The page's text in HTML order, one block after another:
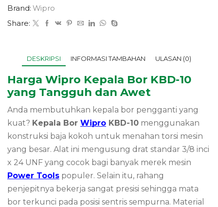
Brand: Wipro
Share:
DESKRIPSI INFORMASI TAMBAHAN ULASAN (0)
Harga Wipro Kepala Bor KBD-10
yang Tangguh dan Awet
Anda membutuhkan kepala bor pengganti yang
kuat? Kepala Bor Wipro KBD-10 menggunakan
konstruksi baja kokoh untuk menahan torsi mesin
yang besar. Alat ini mengusung drat standar 3/8 inci
x 24 UNF yang cocok bagi banyak merek mesin
Power Tools populer. Selain itu, rahang
penjepitnya bekerja sangat presisi sehingga mata
bor terkunci pada posisi sentris sempurna. Material